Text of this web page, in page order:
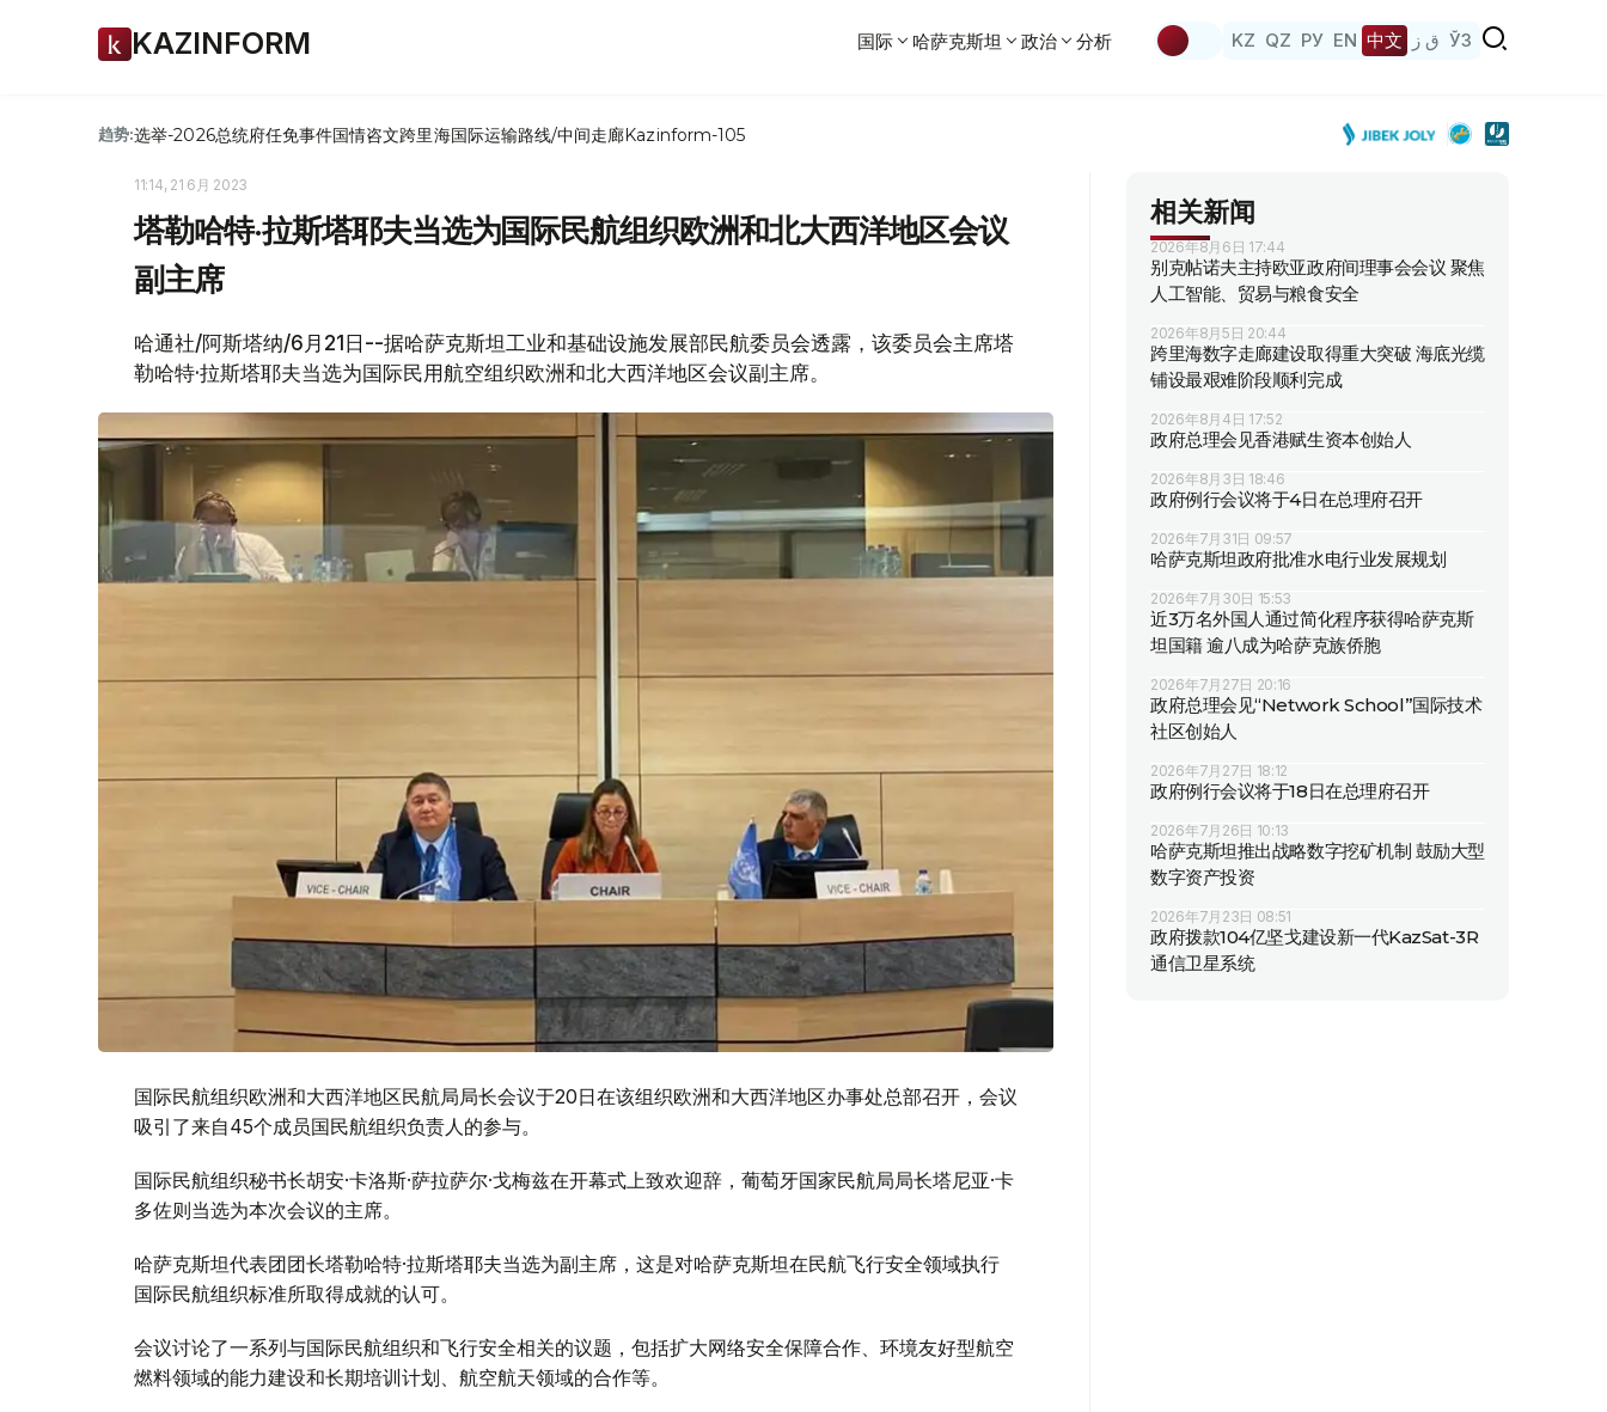
KAZINFORM 国际 哈萨克斯坦 政治 分析 KZ QZ РУ EN 中文 ق ز ЎЗ
趋势:选举-2026总统府任免事件国情咨文跨里海国际运输路线/中间走廊Kazinform-105
11:14, 21 6月 2023
塔勒哈特·拉斯塔耶夫当选为国际民航组织欧洲和北大西洋地区会议
副主席
哈通社/阿斯塔纳/6月21日--据哈萨克斯坦工业和基础设施发展部民航委员会透露，该委员会主席塔
勒哈特·拉斯塔耶夫当选为国际民用航空组织欧洲和北大西洋地区会议副主席。
国际民航组织欧洲和大西洋地区民航局局长会议于20日在该组织欧洲和大西洋地区办事处总部召开，会议
吸引了来自45个成员国民航组织负责人的参与。
国际民航组织秘书长胡安·卡洛斯·萨拉萨尔·戈梅兹在开幕式上致欢迎辞，葡萄牙国家民航局局长塔尼亚·卡
多佐则当选为本次会议的主席。
哈萨克斯坦代表团团长塔勒哈特·拉斯塔耶夫当选为副主席，这是对哈萨克斯坦在民航飞行安全领域执行
国际民航组织标准所取得成就的认可。
会议讨论了一系列与国际民航组织和飞行安全相关的议题，包括扩大网络安全保障合作、环境友好型航空
燃料领域的能力建设和长期培训计划、航空航天领域的合作等。
相关新闻
2026年8月6日 17:44
别克帖诺夫主持欧亚政府间理事会会议 聚焦
人工智能、贸易与粮食安全
2026年8月5日 20:44
跨里海数字走廊建设取得重大突破 海底光缆
铺设最艰难阶段顺利完成
2026年8月4日 17:52
政府总理会见香港赋生资本创始人
2026年8月3日 18:46
政府例行会议将于4日在总理府召开
2026年7月31日 09:57
哈萨克斯坦政府批准水电行业发展规划
2026年7月30日 15:53
近3万名外国人通过简化程序获得哈萨克斯
坦国籍 逾八成为哈萨克族侨胞
2026年7月27日 20:16
政府总理会见“Network School”国际技术
社区创始人
2026年7月27日 18:12
政府例行会议将于18日在总理府召开
2026年7月26日 10:13
哈萨克斯坦推出战略数字挖矿机制 鼓励大型
数字资产投资
2026年7月23日 08:51
政府拨款104亿坚戈建设新一代KazSat-3R
通信卫星系统